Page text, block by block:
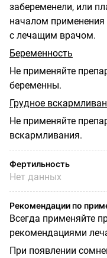
забеременели, или
началом применения
с лечащим врачом.
Беременность
Не применяйте
беременны.
Грудное
Не применяйте
вскармливания.
Фертильность
Нет данных
Рекомендации по
Всегда применяйте
рекомендациями
При появлении